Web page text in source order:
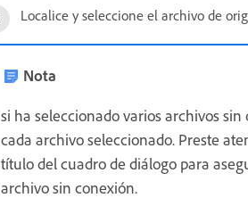
Localice y seleccione el archivo de
Nota
si ha seleccionado varios archivos
cada archivo seleccionado. Preste
título del cuadro de diálogo para
archivo sin conexión.